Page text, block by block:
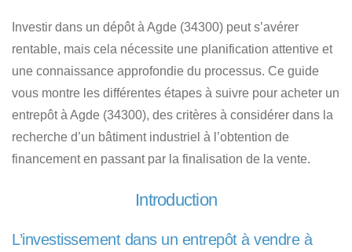
Investir dans un dépôt à Agde (34300) peut s’avérer
rentable, mais cela nécessite une planification attentive et
une connaissance approfondie du processus. Ce guide
vous montre les différentes étapes à suivre pour acheter un
entrepôt à Agde (34300), des critères à considérer dans la
recherche d’un bâtiment industriel à l’obtention de
financementen passant par la finalisation de la vente.
Introduction
L’investissement dans un entrepôt à vendre à